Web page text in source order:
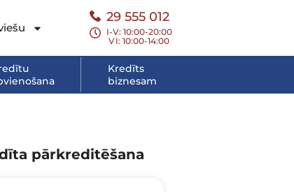
29 555 012
I-V: 10:00-20:00
VI: 10:00-14:00
Kredīts
biznesam
pārkreditēšana